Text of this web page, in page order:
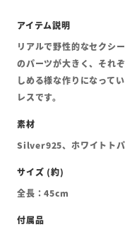
リアルで野性的なセクシ
のパーツが大きく、それ
しめる様な作りになって
レスです。
Silver925、ホワイトト
全長：45cm